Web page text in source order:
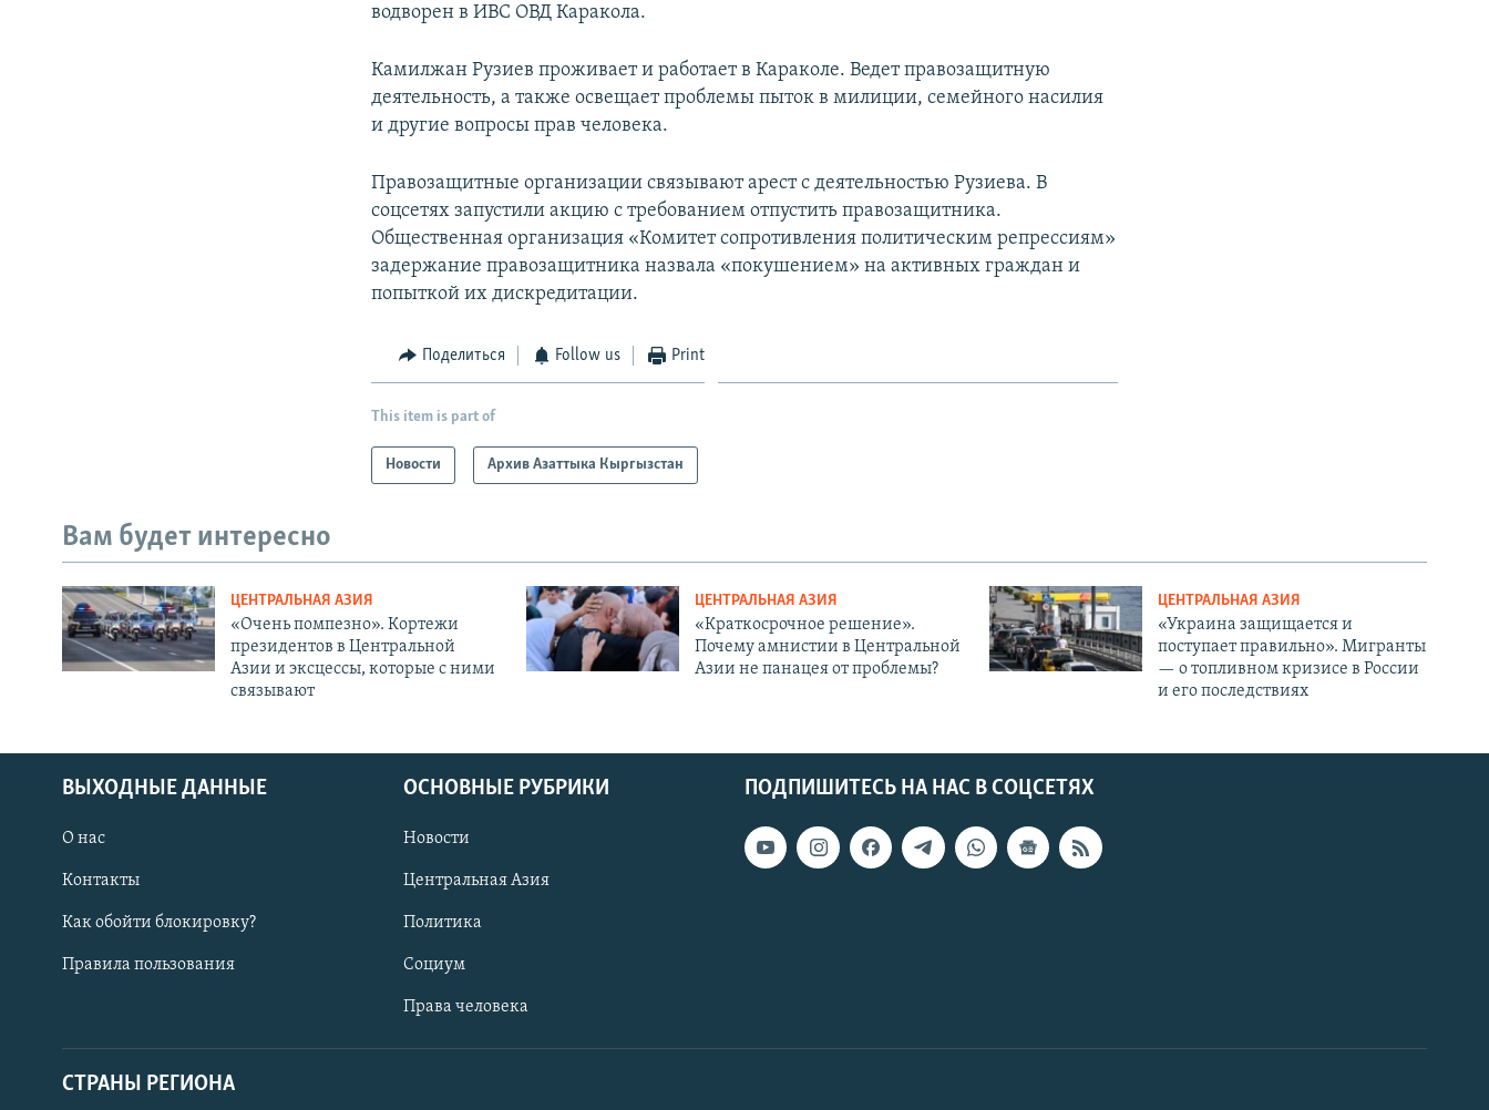
водворен в ИВС ОВД Каракола.
Камилжан Рузиев проживает и работает в Караколе. Ведет правозащитную
деятельность, а также освещает проблемы пыток в милиции, семейного насилия
и другие вопросы прав человека.
Правозащитные организации связывают арест с деятельностью Рузиева. В
соцсетях запустили акцию с требованием отпустить правозащитника.
Общественная организация «Комитет сопротивления политическим репрессиям»
задержание правозащитника назвала «покушением» на активных граждан и
попыткой их дискредитации.
Поделиться Follow us Print
This item is part of
Новости Архив Азаттыка Кыргызстан
Вам будет интересно
ЦЕНТРАЛЬНАЯ АЗИЯ
«Очень помпезно». Кортежи
президентов в Центральной
Азии и эксцессы, которые с ними
связывают
ЦЕНТРАЛЬНАЯ АЗИЯ
«Краткосрочное решение».
Почему амнистии в Центральной
Азии не панацея от проблемы?
ЦЕНТРАЛЬНАЯ АЗИЯ
«Украина защищается и
поступает правильно». Мигранты
— о топливном кризисе в России
и его последствиях
ПОДПИШИТЕСЬ НА НАС В СОЦСЕТЯХ
ВЫХОДНЫЕ ДАННЫЕ
О нас
Контакты
Как обойти блокировку?
Правила пользования
ОСНОВНЫЕ РУБРИКИ
Новости
Центральная Азия
Политика
Социум
Права человека
СТРАНЫ РЕГИОНА